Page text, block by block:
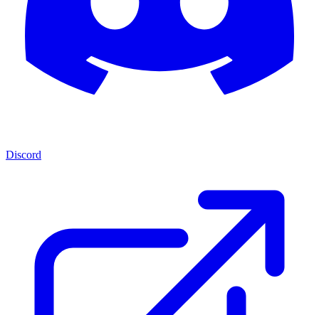
Discord